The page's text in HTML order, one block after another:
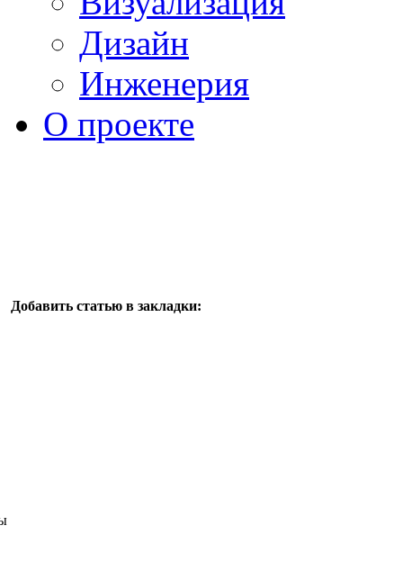
Дизайн
Инженерия
О проекте
Добавить статью в закладки: